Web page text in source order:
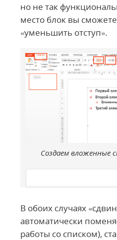
но не так
место блок вы
«уменьшить отступ».
Создаем вложенные
В обоих случаях
автоматически
работы со списком),